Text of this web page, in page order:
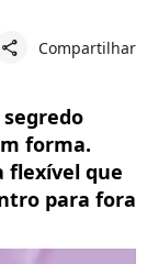
share Compartilhar
forma.
flexível que
para fora